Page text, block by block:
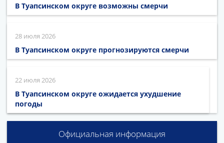
В Туапсинском округе возможны смерчи
28 июля 2026
В Туапсинском округе прогнозируются смерчи
22 июля 2026
В Туапсинском округе ожидается ухудшение
погоды
Официальная информация